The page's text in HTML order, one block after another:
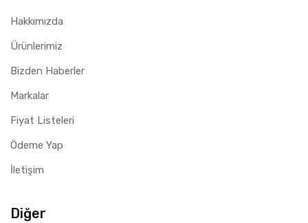
Hakkımızda
Ürünlerimiz
Bizden Haberler
Markalar
Fiyat Listeleri
Ödeme Yap
İletişim
Diğer